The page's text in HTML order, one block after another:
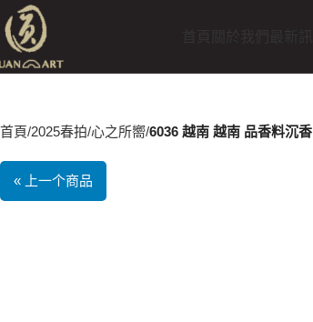
首頁 2025春拍 心之所嚮 6036 越南 越南 品香料沉香
« 上一个商品